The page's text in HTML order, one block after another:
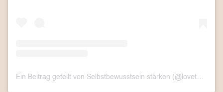
Ein Beitrag geteilt von Selbstbewusstsein stärken (@lovethislook.de)